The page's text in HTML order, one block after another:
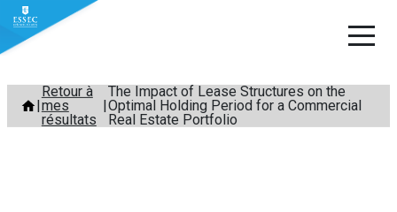
Aller
contenu
Retour à
mes
résultats
The Impact of Lease Structures on the
Optimal Holding Period for a Commercial
Real Estate Portfolio